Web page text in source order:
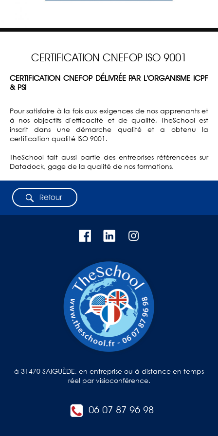
CERTIFICATION CNEFOP ISO 9001
CERTIFICATION CNEFOP DÉLIVRÉE PAR L'ORGANISME ICPF
& PSI
Pour satisfaire à la fois aux exigences de nos apprenants et
à nos objectifs d'efficacité et de qualité, TheSchool est
inscrit dans une démarche qualité et a obtenu la
certification qualité ISO 9001.
TheSchool fait aussi partie des entreprises référencées sur
Datadock, gage de la qualité de nos formations.
Retour
à 31470 SAIGUÈDE, en entreprise ou à distance en temps
réel par visioconférence.
06 07 87 96 98